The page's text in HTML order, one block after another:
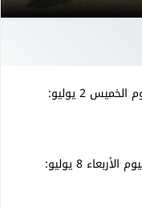
برج الثور.. حظك اليوم الخميس 2 يوليو:
برج الجدي.. حظك اليوم الأربعاء 8 يوليو: